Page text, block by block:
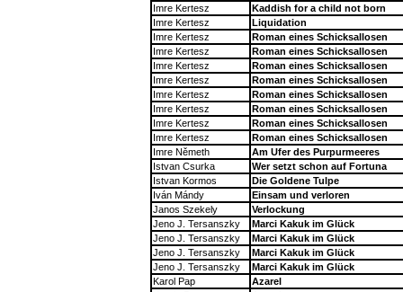
Imre Kertesz
Kaddish for a child not born
Imre Kertesz
Liquidation
Imre Kertesz
Roman eines Schicksallosen
Imre Kertesz
Roman eines Schicksallosen
Imre Kertesz
Roman eines Schicksallosen
Imre Kertesz
Roman eines Schicksallosen
Imre Kertesz
Roman eines Schicksallosen
Imre Kertesz
Roman eines Schicksallosen
Imre Kertesz
Roman eines Schicksallosen
Imre Kertesz
Roman eines Schicksallosen
Imre Němeth
Am Ufer des Purpurmeeres
Istvan Csurka
Wer setzt schon auf Fortuna
Istvan Kormos
Die Goldene Tulpe
Iván Mándy
Einsam und verloren
Janos Szekely
Verlockung
Jeno J. Tersanszky
Marci Kakuk im Glück
Jeno J. Tersanszky
Marci Kakuk im Glück
Jeno J. Tersanszky
Marci Kakuk im Glück
Jeno J. Tersanszky
Marci Kakuk im Glück
Karol Pap
Azarel